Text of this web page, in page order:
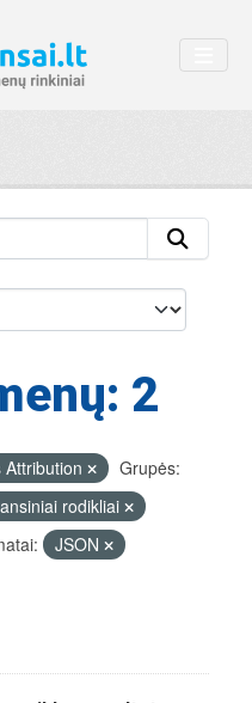
2
Grupės:
rodikliai
JSON